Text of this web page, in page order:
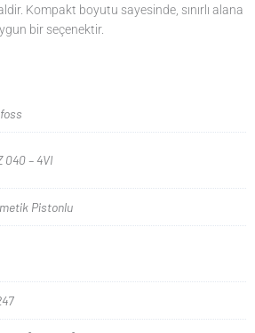
Kompakt boyutu sayesinde, sınırlı alana
bir seçenektir.
040 – 4VI
Pistonlu